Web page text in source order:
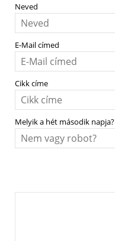
Neved
E-Mail címed
Cikk címe
Melyik a hét második napja?